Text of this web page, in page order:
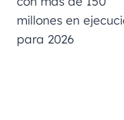
millones en
para 2026